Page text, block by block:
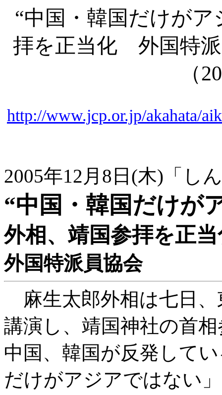
“中国・韓国だけが
拝を正当化 外国特
（
http://www.jcp.or.jp/akahata/
2005年12月8日(木)「し
“中国・韓国だけが
外相、靖国参拝を正
外国特派員協会
麻生太郎外相は七日、
講演し、靖国神社の首
中国、韓国が反発して
だけがアジアではない